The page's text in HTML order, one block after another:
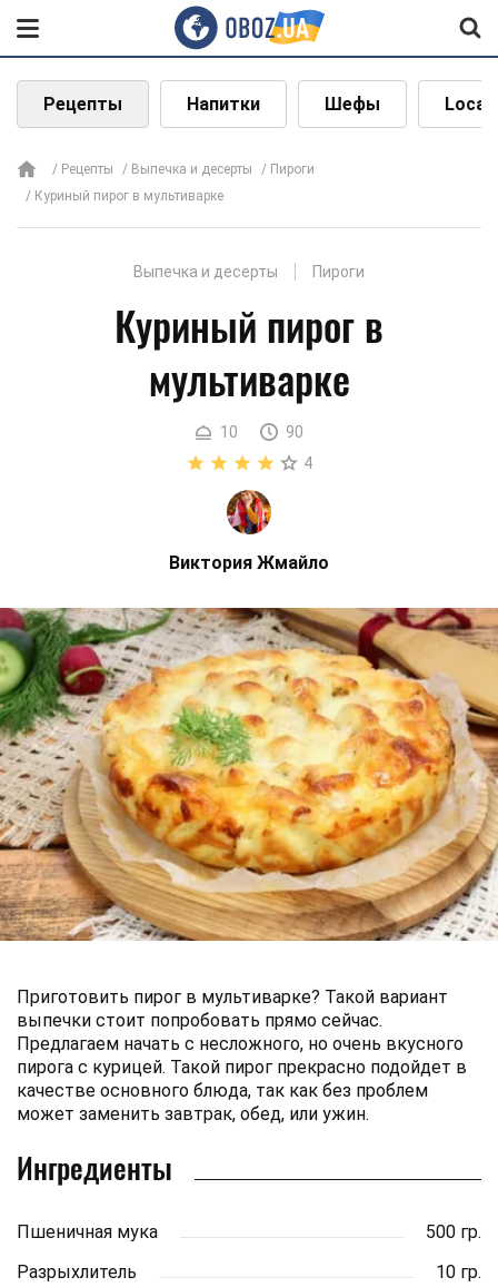
Рецепты Напитки Шефы Local
Рецепты Выпечка и десерты
Пироги
Куриный пирог в мультиварке
Выпечка и десерты Пироги
Куриный пирог в
мультиварке
10
90
4
Виктория Жмайло
Приготовить пирог в мультиварке? Такой вариант
выпечки стоит попробовать прямо сейчас.
Предлагаем начать с несложного, но очень вкусного
пирога с курицей. Такой пирог прекрасно подойдет в
качестве основного блюда, так как без проблем
может заменить завтрак, обед, или ужин.
Ингредиенты
Пшеничная мука
500 гр.
Разрыхлитель
10 гр.